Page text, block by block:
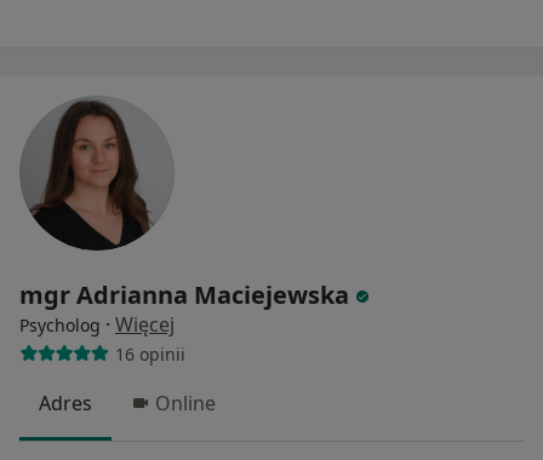
mgr Adrianna Maciejewska
Psycholog · Więcej
16 opinii
Adres Online